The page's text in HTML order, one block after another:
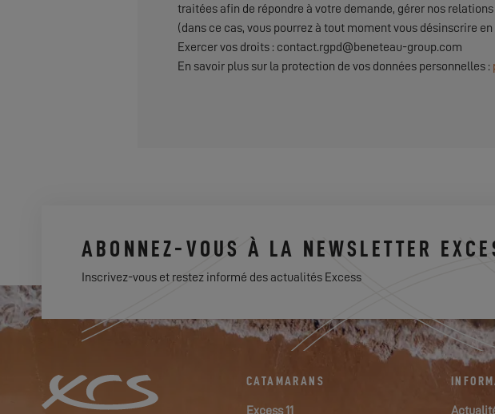
traitées afin de répondre à votre demande, gérer nos
(dans ce cas, vous pourrez à tout moment vous désinscrire
Exercer vos droits : contact.rgpd@beneteau-group.com
En savoir plus sur la protection de vos données personnelles :
ABONNEZ-VOUS À LA NEWSLETTER
Inscrivez-vous et restez informé des actualités Excess
CATAMARANS
Excess 11